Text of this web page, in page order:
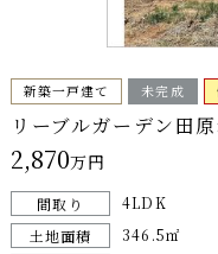
新築一戸建て 未完成
リーブルガーデン田
2,870万円
間取り 4LDK
土地面積
346.5㎡